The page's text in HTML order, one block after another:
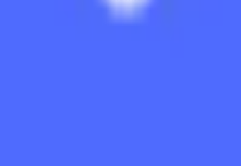
способности ИИ.
падения и готовый фикс.
релевантные ответы с учетом архитектуры